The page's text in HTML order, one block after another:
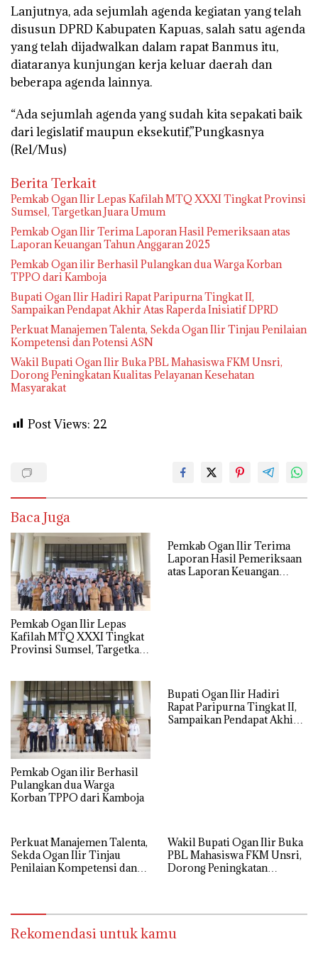
Lanjutnya, ada sejumlah agenda kegiatan yang telah
disusun DPRD Kabupaten Kapuas, salah satu agenda
yang telah dijadwalkan dalam rapat Banmus itu,
diataranya kunjungan kerja keluar daerah dan
beberapa agenda lainnya.
“Ada sejumlah agenda yang sudah kita sepakati baik
dari legislatif maupun eksekutif,”Pungkasnya
(Rel/Mus)
Berita Terkait
Pemkab Ogan Ilir Lepas Kafilah MTQ XXXI Tingkat Provinsi
Sumsel, Targetkan Juara Umum
Pemkab Ogan Ilir Terima Laporan Hasil Pemeriksaan atas
Laporan Keuangan Tahun Anggaran 2025
Pemkab Ogan ilir Berhasil Pulangkan dua Warga Korban
TPPO dari Kamboja
Bupati Ogan Ilir Hadiri Rapat Paripurna Tingkat II,
Sampaikan Pendapat Akhir Atas Raperda Inisiatif DPRD
Perkuat Manajemen Talenta, Sekda Ogan Ilir Tinjau Penilaian
Kompetensi dan Potensi ASN
Wakil Bupati Ogan Ilir Buka PBL Mahasiswa FKM Unsri,
Dorong Peningkatan Kualitas Pelayanan Kesehatan
Masyarakat
Post Views: 22
Baca Juga
Pemkab Ogan Ilir Lepas
Kafilah MTQ XXXI Tingkat
Provinsi Sumsel, Targetkan
Pemkab Ogan Ilir Terima
Laporan Hasil Pemeriksaan
atas Laporan Keuangan
Pemkab Ogan ilir Berhasil
Pulangkan dua Warga
Korban TPPO dari Kamboja
Bupati Ogan Ilir Hadiri
Rapat Paripurna Tingkat II,
Sampaikan Pendapat Akhir
Perkuat Manajemen Talenta,
Sekda Ogan Ilir Tinjau
Penilaian Kompetensi dan
Wakil Bupati Ogan Ilir Buka
PBL Mahasiswa FKM Unsri,
Dorong Peningkatan
Rekomendasi untuk kamu